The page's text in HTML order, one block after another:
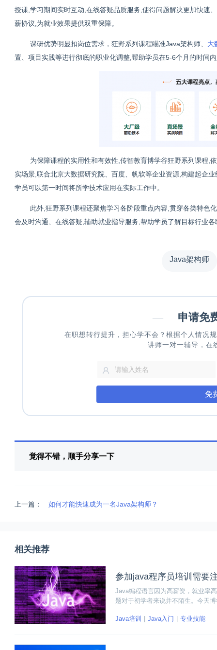
授课,学习期间实时互动,在线答疑品质服务,使得问题解决更加快速
薪协议,为就业效果提供双重保障。
课研优势明显扣岗位需求， 狂野系列课程瞄准Java架构师、 大
置、项目实践等进行彻底的职业化调整,帮助学员在5-6个月的时间
为保障课程的实用性和有效性,传智教育博学谷狂野系列课程
实场景,联合北京大数据研究院、百度、帆软等企业资源,构建起企
学员可以第一时间将所学技术应用在实际工作中。
此外,狂野系列课程还聚焦学习各阶段重点内容,贯穿各类特色
会及时沟通、在线答疑,辅助就业指导服务,帮助学员了解目标行业
Java架构师
— 申请免
在职想转行提升，担心学不会？根据个人情况
讲师一对一辅导，在
免
觉得不错，顺手分享一下
上一篇： 如何才能快速成为一名Java架构师？
相关推荐
参加java程序员培训需要
Java编程语言因为高薪资，就业率
题对于初学者来说并不陌生。今天
Java培训
Java入门 专业技能